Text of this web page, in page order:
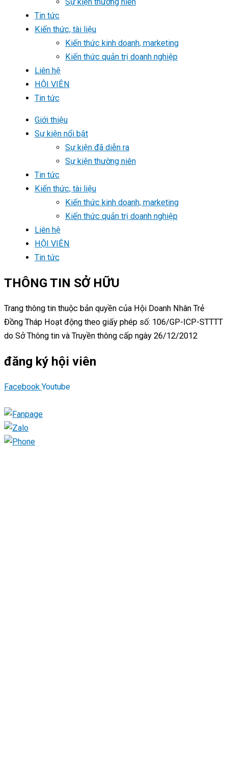
Tin tức
Kiến thức, tài liệu
Kiến thức kinh doanh, marketing
Kiến thức quản trị doanh nghiệp
Liên hệ
HỘI VIÊN
Tin tức
Giới thiệu
Sự kiện nổi bật
Sự kiện đã diễn ra
Sự kiện thường niên
Tin tức
Kiến thức, tài liệu
Kiến thức kinh doanh, marketing
Kiến thức quản trị doanh nghiệp
Liên hệ
HỘI VIÊN
Tin tức
THÔNG TIN SỞ HỮU
Trang thông tin thuộc bản quyền của Hội Doanh Nhân Trẻ
Đồng Tháp Hoạt động theo giấy phép số: 106/GP-ICP-STTTT
do Sở Thông tin và Truyền thông cấp ngày 26/12/2012
đăng ký hội viên
Facebook Youtube